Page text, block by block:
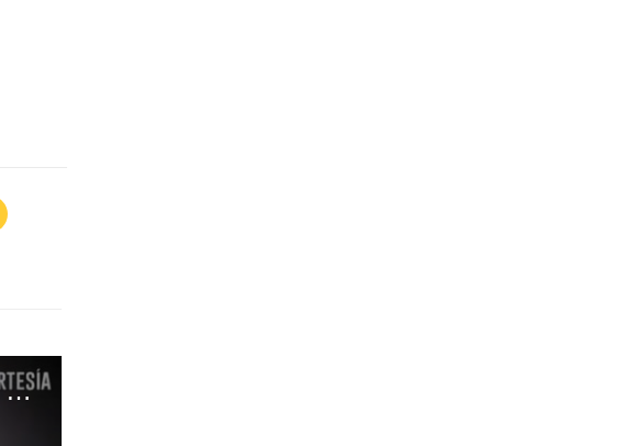
Pep Guardiola: Estoy aproximándome al final de mi carrera como entrenador